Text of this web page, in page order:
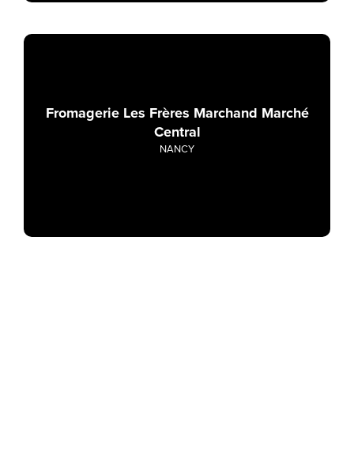
Fromagerie Les Frères Marchand Marché
Central
NANCY